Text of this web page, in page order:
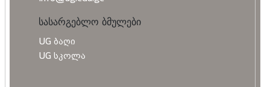
სასარგებლო ბმულები
UG ბაღი
UG სკოლა